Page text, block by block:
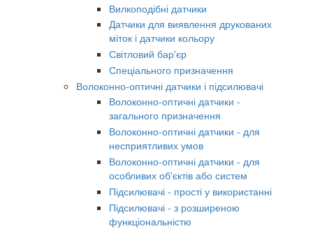
Вилкоподібні датчики
Датчики для виявлення друкованих
міток і датчики кольору
Світловий бар'єр
Спеціального призначення
Волоконно-оптичні датчики і підсилювачі
Волоконно-оптичні датчики -
загального призначення
Волоконно-оптичні датчики - для
несприятливих умов
Волоконно-оптичні датчики - для
особливих об'єктів або систем
Підсилювачі - прості у використанні
Підсилювачі - з розширеною
функціональністю